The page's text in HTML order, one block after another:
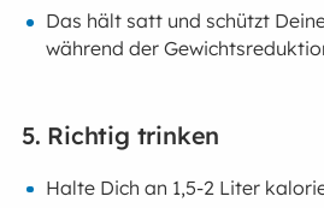
Das hält satt und schützt
während der
5. Richtig trinken
Halte Dich an 1,5-2 Liter